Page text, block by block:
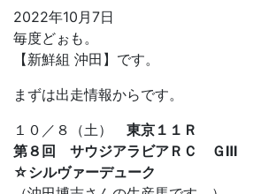
2022年10月7日
毎度どぉも。
【新鮮組 沖田】です。
まずは出走情報からです。
１０／８（土） 東京１１Ｒ
第８回 サウジアラビアＲＣ ＧⅢ
☆シルヴァーデューク